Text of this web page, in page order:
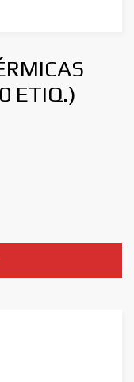
ETIQ.)